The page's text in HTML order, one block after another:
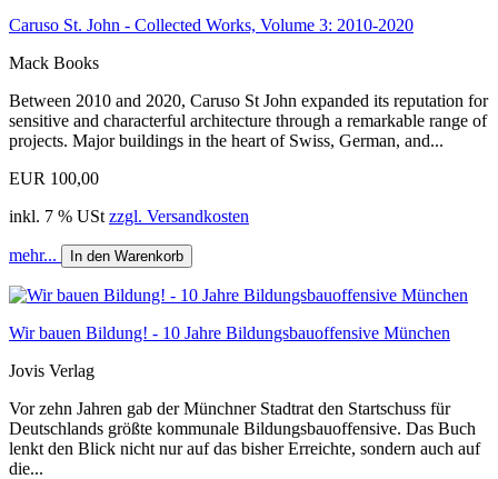
Caruso St. John - Collected Works, Volume 3: 2010-2020
Mack Books
Between 2010 and 2020, Caruso St John expanded its reputation for
sensitive and characterful architecture through a remarkable range of
projects. Major buildings in the heart of Swiss, German, and...
EUR 100,00
inkl. 7 % USt zzgl. Versandkosten
mehr... In den Warenkorb
Wir bauen Bildung! - 10 Jahre Bildungsbauoffensive München
Jovis Verlag
Vor zehn Jahren gab der Münchner Stadtrat den Startschuss für
Deutschlands größte kommunale Bildungsbauoffensive. Das Buch
lenkt den Blick nicht nur auf das bisher Erreichte, sondern auch auf
die...